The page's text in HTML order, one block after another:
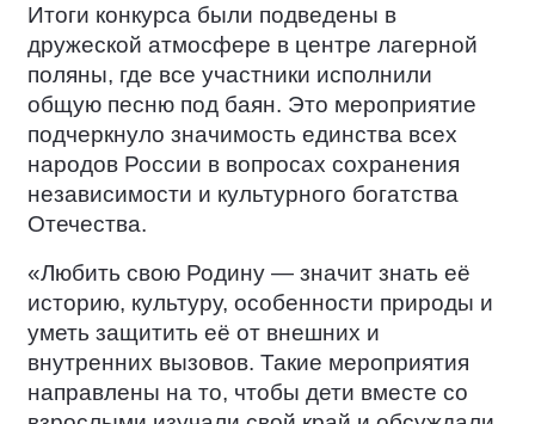
Итоги конкурса были подведены в
дружеской атмосфере в центре лагерной
поляны, где все участники исполнили
общую песню под баян. Это мероприятие
подчеркнуло значимость единства всех
народов России в вопросах сохранения
независимости и культурного богатства
Отечества.
«Любить свою Родину — значит знать её
историю, культуру, особенности природы и
уметь защитить её от внешних и
внутренних вызовов. Такие мероприятия
направлены на то, чтобы дети вместе со